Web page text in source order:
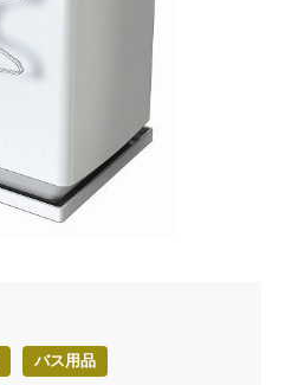
バス用品